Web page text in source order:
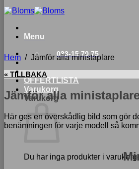
Menu
033-15 70 75
OFFERTLISTA
Varukorg
Varukorg
Du har inga produkter i
Hem / Jämför alla ministaplare
« TILLBAKA
Jämför alla
Här ges en överskådlig bild som gör
benämningen för varje modell så
Nödvändiga
Dessa kakor
behövs för att